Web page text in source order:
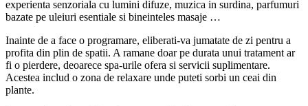
experienta senzoriala cu lumini difuze, muzica in surdina, parfumuri
bazate pe uleiuri esentiale si bineinteles masaje …
Inainte de a face o programare, eliberati-va jumatate de zi pentru a
profita din plin de spatii. A ramane doar pe durata unui tratament ar
fi o pierdere, deoarece spa-urile ofera si servicii suplimentare.
Acestea includ o zona de relaxare unde puteti sorbi un ceai din
plante.